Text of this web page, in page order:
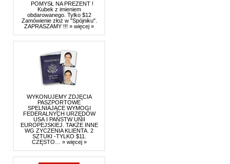
POMYSŁ NA PREZENT !
Kubek z imieniem
obdarowanego. Tylko $12
Zamówienie złoż w "Spójniku".
ZAPRASZAMY !!! » więcej »
WYKONUJEMY ZDJĘCIA
PASZPORTOWE
SPELNIAJĄCE WYMOGI
FEDERALNYCH URZĘDÓW
USA I PAŃSTW UNII
EUROPEJSKIEJ. TAKŻE INNE
WG ZYCZENIA KLIENTA. 2
SZTUKI -TYLKO $11.
CZĘSTO… » więcej »